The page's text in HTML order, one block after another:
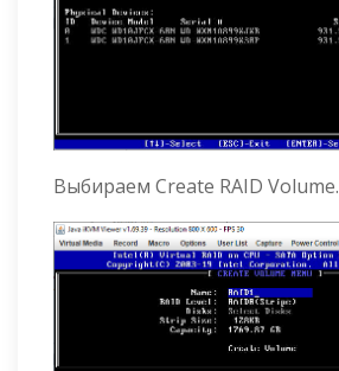
Выбираем Create RAID Volume.